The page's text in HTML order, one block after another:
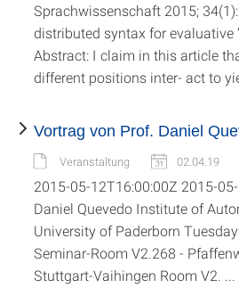
Sprachwissenschaft 2015;
distributed syntax for evaluative
Abstract: I claim in this article
different positions inter- act to
Vortrag von Prof. Daniel
Veranstaltung 02.04.19
2015-05-12T16:00:00Z 2015-
Daniel Quevedo Institute of
University of Paderborn
Seminar-Room V2.268 -
Stuttgart-Vaihingen Room V2. ...